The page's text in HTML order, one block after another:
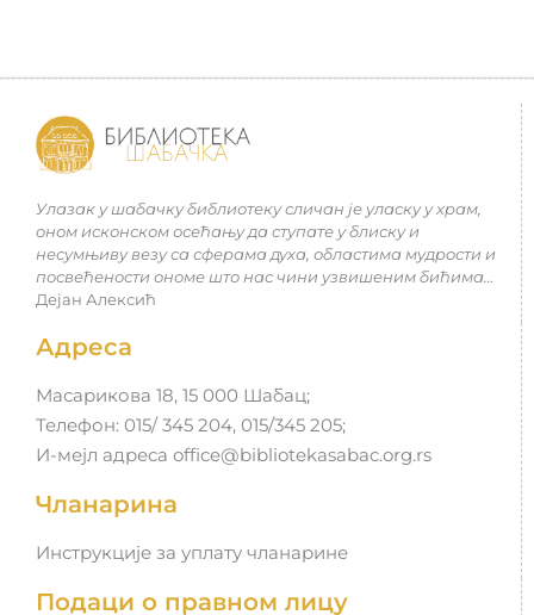
Улазак у шабачку библиотеку сличан је уласку у храм,
оном исконском осећању да ступате у блиску и
несумњиву везу са сферама духа, областима мудрости и
посвећености ономе што нас чини узвишеним бићима…
Дејан Алексић
Адреса
Масарикова 18, 15 000 Шабац;
Телефон: 015/ 345 204, 015/345 205;
И-мејл адреса office@bibliotekasabac.org.rs
Чланарина
Инструкције за уплату чланарине
Подаци о правном лицу